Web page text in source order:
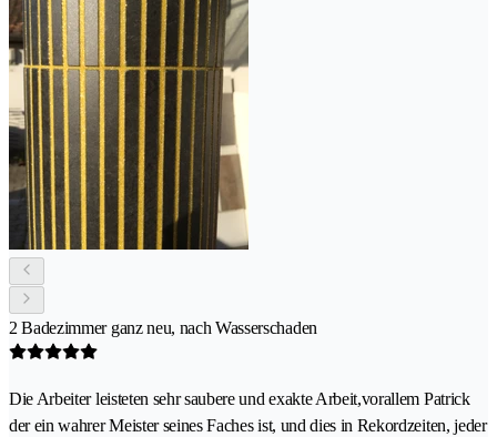
2 Badezimmer ganz neu, nach Wasserschaden
Die Arbeiter leisteten sehr saubere und exakte Arbeit,vorallem Patrick
der ein wahrer Meister seines Faches ist, und dies in Rekordzeiten, jeder